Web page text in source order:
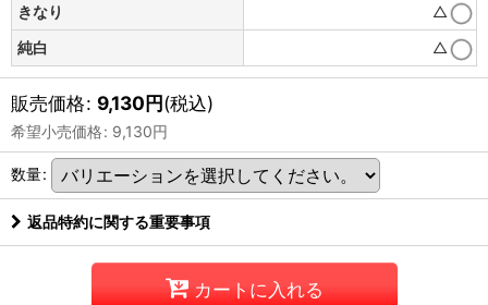
きなり
△
純白
△
販売価格: 9,130円(税込)
希望小売価格: 9,130円
数量:
返品特約に関する重要事項
カートに入れる